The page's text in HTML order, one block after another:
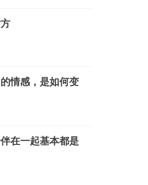
情感，是如何变
在一起基本都是